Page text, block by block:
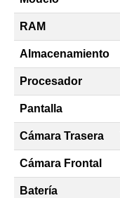
RAM
Almacenamiento
Procesador
Pantalla
Cámara Trasera
Cámara Frontal
Batería